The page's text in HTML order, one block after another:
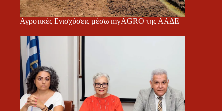
Αγροτικές Ενισχύσεις μέσω myAGRO της ΑΑΔΕ